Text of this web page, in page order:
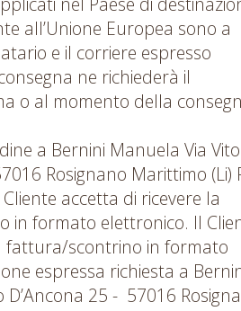
all’Unione Europea sono a
e il corriere espresso
ne richiederà il
o al momento della
a Bernini Manuela Via Vito
Rosignano Marittimo (Li)
accetta di ricevere la
in formato elettronico. Il
fattura/scontrino in formato
espressa richiesta a
D’Ancona 25 - 57016